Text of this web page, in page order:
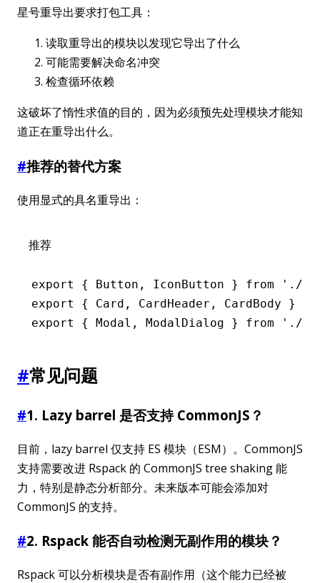
星号重导出要求打包工具：
读取重导出的模块以发现它导出了什么
可能需要解决命名冲突
检查循环依赖
这破坏了惰性求值的目的，因为必须预先处理模块才能知
道正在重导出什么。
#推荐的替代方案
使用显式的具名重导出：
推荐
export { Button , IconButton } from './
export
{ Card , CardHeader , CardBody }
export
{ Modal , ModalDialog } from './
#常见问题
#1. Lazy barrel 是否支持 CommonJS？
目前，lazy barrel 仅支持 ES 模块（ESM）。CommonJS
支持需要改进 Rspack 的 CommonJS tree shaking 能
力，特别是静态分析部分。未来版本可能会添加对
CommonJS 的支持。
#2. Rspack 能否自动检测无副作用的模块？
Rspack 可以分析模块是否有副作用（这个能力已经被